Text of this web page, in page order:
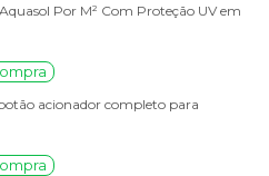
Por M² Com Proteção UV em
acionador completo para